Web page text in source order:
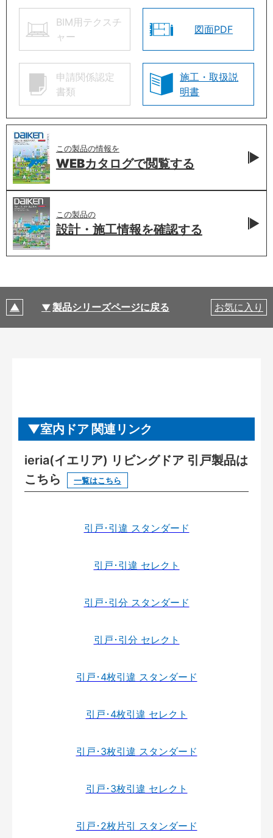
BIM用テクスチ
ャー
図面PDF
申請関係認定
書類
施工・取扱説
明書
この製品の情報を
WEBカタログで閲覧する
この製品の
設計・施工情報を確認する
製品シリーズページに戻る お気に入り
室内ドア 関連リンク
ieria(イエリア) リビングドア 引戸製品は
こちら
一覧はこちら
引戸･引違 スタンダード
引戸･引違 セレクト
引戸･引分 スタンダード
引戸･引分 セレクト
引戸･4枚引違 スタンダード
引戸･4枚引違 セレクト
引戸･3枚引違 スタンダード
引戸･3枚引違 セレクト
引戸･2枚片引 スタンダード